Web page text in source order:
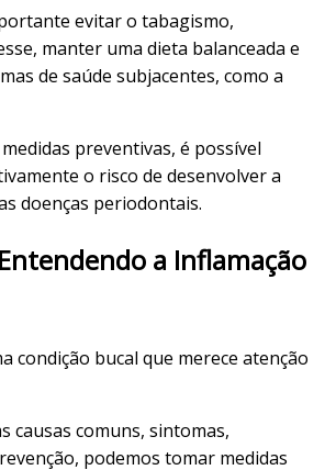
evitar o tabagismo,
manter uma dieta balanceada e
de saúde subjacentes, como a
preventivas, é possível
o risco de desenvolver a
doenças periodontais.
a Inflamação
condição bucal que merece atenção
causas comuns, sintomas,
podemos tomar medidas